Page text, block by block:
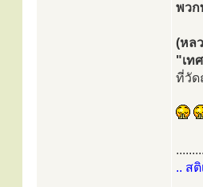
พวก
(หล
"เท
ที่วัด
.. ส